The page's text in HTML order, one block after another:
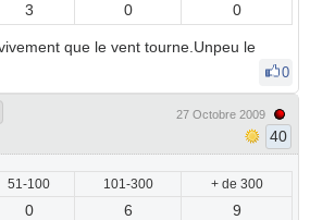
3 0 0
que le vent tourne.Unpeu le
0
27 Octobre 2009
40
51-100 101-300 + de 300
0 6 9